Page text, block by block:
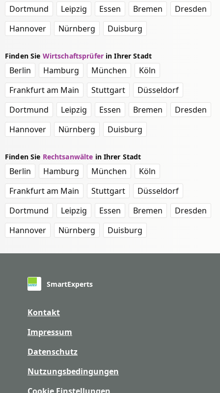
Dortmund
Leipzig Essen Bremen
Dresden
Hannover
Nürnberg Duisburg
Finden Sie Wirtschaftsprüferin Ihrer Stadt
Berlin Hamburg München
Köln
Frankfurt am Main
Stuttgart
Düsseldorf
Dortmund
Leipzig Essen Bremen
Dresden
Hannover
Nürnberg Duisburg
Finden Sie Rechtsanwälte in Ihrer Stadt
Berlin Hamburg München
Köln
Frankfurt am Main
Stuttgart
Düsseldorf
Dortmund
Leipzig Essen Bremen
Dresden
Hannover
Nürnberg Duisburg
SmartExperts
Kontakt
Impressum
Datenschutz
Nutzungsbedingungen